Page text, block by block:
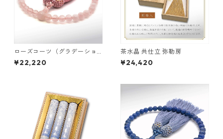
ローズコーツ（グラデーショ
ン）共仕立
¥22,220
茶水晶 共仕立 弥勒房
¥24,420